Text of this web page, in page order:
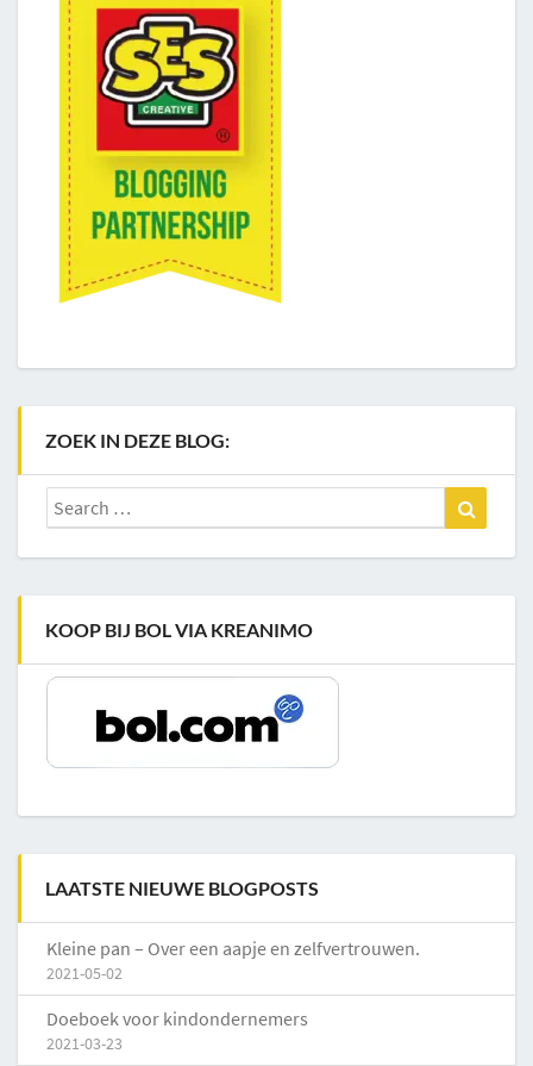
ZOEK IN DEZE BLOG:
Search
for:
KOOP BIJ BOL VIA KREANIMO
LAATSTE NIEUWE BLOGPOSTS
Kleine pan – Over een aapje en zelfvertrouwen.
2021-05-02
Doeboek voor kindondernemers
2021-03-23